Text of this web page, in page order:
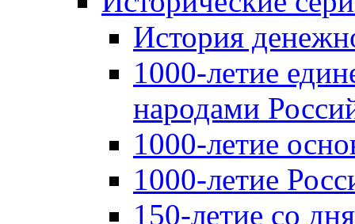
История
1000-летие
народами
1000-летие
1000-летие
150-летие со